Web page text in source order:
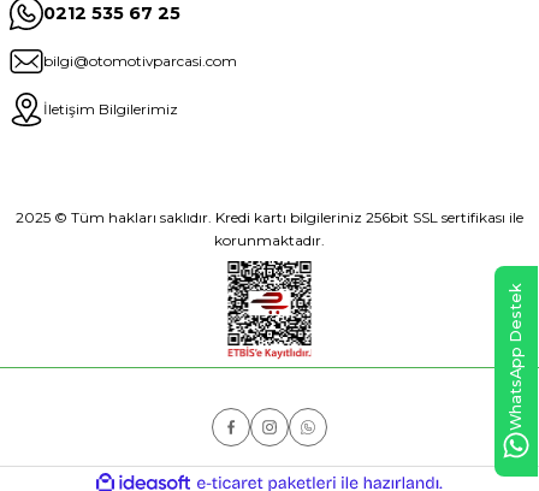
0212 535 67 25
bilgi@otomotivparcasi.com
İletişim Bilgilerimiz
2025 © Tüm hakları saklıdır. Kredi kartı bilgileriniz 256bit SSL sertifikası ile
korunmaktadır.
WhatsApp Destek
ideasoft e-